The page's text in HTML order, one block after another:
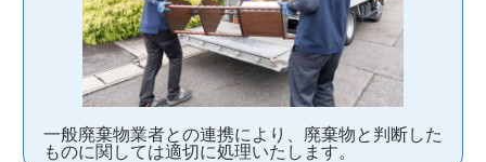
一般廃棄物業者との連携により、廃棄物と判断した
ものに関しては適切に処理いたします。